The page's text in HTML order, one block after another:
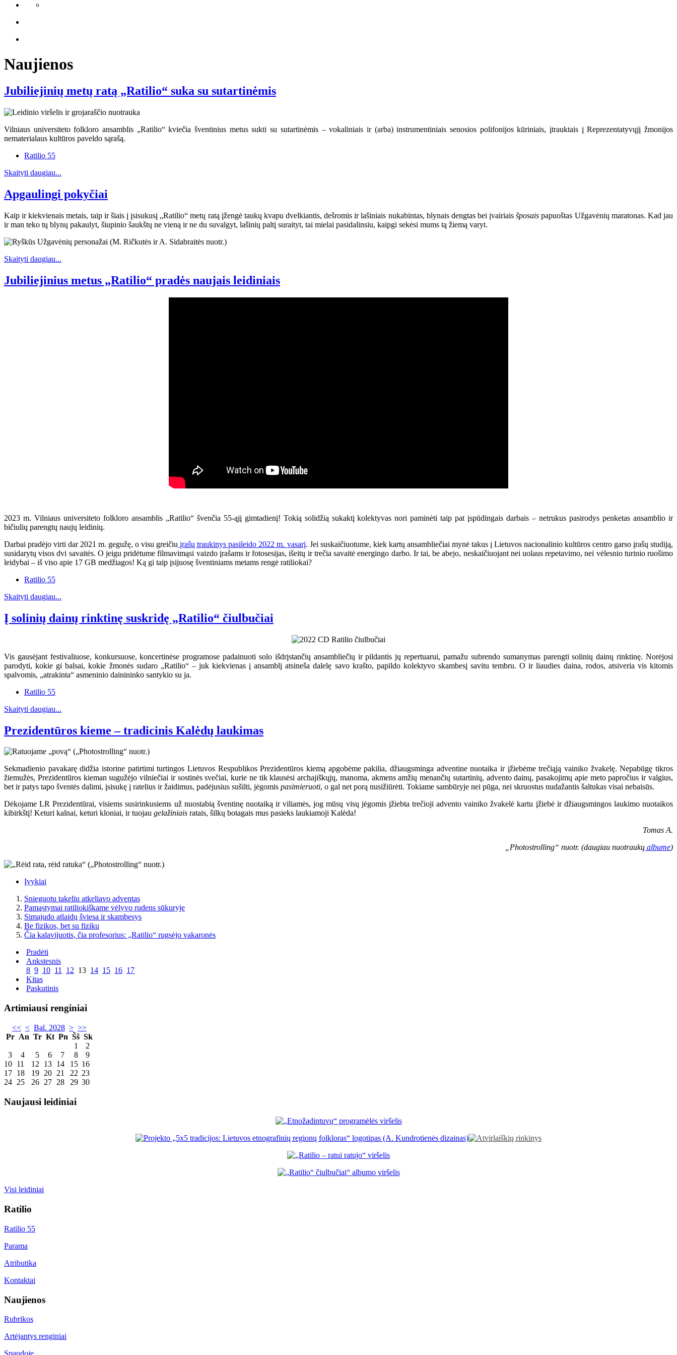
Naujienos
Jubiliejinių metų ratą „Ratilio“ suka su sutartinėmis
Vilniaus universiteto folkloro ansamblis „Ratilio“ kviečia šventinius metus sukti su sutartinėmis – vokaliniais ir (arba) instrumentiniais senosios polifonijos kūriniais, įtrauktais į Reprezentatyvųjį žmonijos
nematerialaus kultūros paveldo sąrašą.
Ratilio 55
Skaityti daugiau...
Apgaulingi pokyčiai
Kaip ir kiekvienais metais, taip ir šiais į įsisukusį „Ratilio“ metų ratą įžengė taukų kvapu dvelkiantis, dešromis ir lašiniais nukabintas, blynais dengtas bei įvairiaisšposais papuoštas Užgavėnių maratonas. Kad jau
ir man teko tų blynų pakaulyt, šiupinio šaukštų ne vieną ir ne du suvalgyt, lašinių paltį suraityt, tai mielai pasidalinsiu, kaipgi sekėsi mums tą žiemą varyt.
Skaityti daugiau...
Jubiliejinius metus „Ratilio“ pradės naujais leidiniais
2023 m. Vilniaus universiteto folkloro ansamblis „Ratilio“ švenčia 55-ąjį gimtadienį! Tokią solidžią sukaktį kolektyvas nori paminėti taip pat įspūdingais darbais – netrukus pasirodys penketas ansamblio ir
bičiulių parengtų naujų leidinių.
Darbai pradėjo virti dar 2021 m. gegužę, o visu greičiu įrašų traukinys pasileido 2022 m. vasarį. Jei suskaičiuotume, kiek kartų ansambliečiai mynė takus į Lietuvos nacionalinio kultūros centro garso įrašų studiją,
susidarytų visos dvi savaitės. O jeigu pridėtume filmavimąsi vaizdo įrašams ir fotosesijas, išeitų ir trečia savaitė energingo darbo. Ir tai, be abejo, neskaičiuojant nei uolaus repetavimo, nei vėlesnio turinio ruošimo
leidybai – iš viso apie 17 GB medžiagos! Ką gi taip įsijuosę šventiniams metams rengė ratiliokai?
Ratilio 55
Skaityti daugiau...
Į solinių dainų rinktinę suskridę „Ratilio“ čiulbučiai
Vis gausėjant festivaliuose, konkursuose, koncertinėse programose padainuoti solo išdrįstančių ansambliečių ir pildantis jų repertuarui, pamažu subrendo sumanymas parengti solinių dainų rinktinę. Norėjosi
parodyti, kokie gi balsai, kokie žmonės sudaro „Ratilio“ – juk kiekvienas į ansamblį atsineša dalelę savo krašto, papildo kolektyvo skambesį savitu tembru. O ir liaudies daina, rodos, atsiveria vis kitomis
spalvomis, „atrakinta“ asmeninio dainininko santykio su ja.
Ratilio 55
Skaityti daugiau...
Prezidentūros kieme – tradicinis Kalėdų laukimas
Sekmadienio pavakarę didžia istorine patirtimi turtingos Lietuvos Respublikos Prezidentūros kiemą apgobėme pakilia, džiaugsminga adventine nuotaika ir įžiebėme trečiąją vainiko žvakelę. Nepabūgę tikros
žiemužės, Prezidentūros kieman sugužėjo vilniečiai ir sostinės svečiai, kurie ne tik klausėsi archajiškųjų, manoma, akmens amžių menančių sutartinių, advento dainų, pasakojimų apie meto papročius ir valgius,
bet ir patys tapo šventės dalimi, įsisukę į ratelius ir žaidimus, padėjusius sušilti, jėgomis pasimieruoti, o gal net porą nusižiūrėti. Tokiame sambūryje nei pūga, nei skruostus nudažantis šaltukas visai nebaisūs.
Dėkojame LR Prezidentūrai, visiems susirinkusiems už nuostabią šventinę nuotaiką ir viliamės, jog mūsų visų jėgomis įžiebta trečioji advento vainiko žvakelė kartu įžiebė ir džiaugsmingos laukimo nuotaikos
kibirkštį! Keturi kalnai, keturi kloniai, ir tuojau gelažiniais ratais, šilkų botagais mus pasieks laukiamoji Kalėda!
Tomas A.
„Photostrolling“ nuotr. (daugiau nuotraukų albume)
Įvykiai
Snieguotu takeliu atkeliavo adventas
Pamąstymai ratiliokiškame vėlyvo rudens sūkuryje
Simajudo atlaidų šviesa ir skambesys
Be fizikos, bet su fiziku
Čia kalavijuotis, čia profesorius: „Ratilio“ rugsėjo vakaronės
Pradėti
Ankstesnis
8 9 10 11 12 13 14 15 16 17
Kitas
Paskutinis
Artimiausi renginiai
<< < Bal. 2028 > >>
Pr An Tr Kt Pn Šš Sk
1
2
3
4 5 6 7 8
9
10 11 12 13 14 15 16
17 18 19 20 21 22 23
24 25 26 27 28 29 30
Naujausi leidiniai
Visi leidiniai
Ratilio
Ratilio 55
Parama
Atributika
Kontaktai
Naujienos
Rubrikos
Artėjantys renginiai